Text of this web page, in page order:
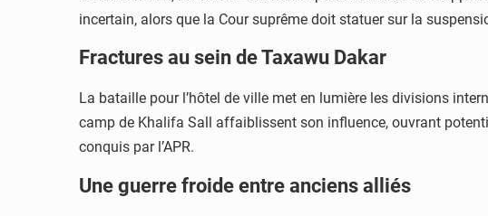
incertain, alors que la Cour suprême doit statuer sur la
Fractures au sein de Taxawu Dakar
La bataille pour l’hôtel de ville met en lumière les divisions
camp de Khalifa Sall affaiblissent son influence, ouvrant
conquis par l’APR.
Une guerre froide entre anciens alliés